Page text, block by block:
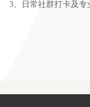
3、日常社群打卡及专